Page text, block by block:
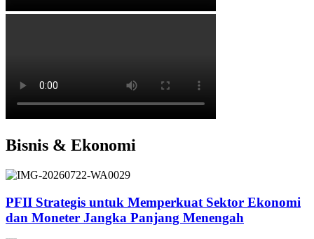
Bisnis & Ekonomi
PFII Strategis untuk Memperkuat Sektor Ekonomi
dan Moneter Jangka Panjang Menengah